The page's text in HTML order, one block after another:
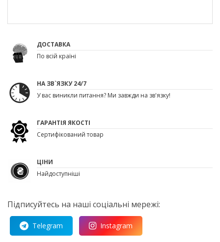
ДОСТАВКА
По всій країні
НА ЗВ`ЯЗКУ 24/7
У вас виникли питання? Ми завжди на зв'язку!
ГАРАНТІЯ ЯКОСТІ
Сертифікований товар
ЦІНИ
Найдоступніші
Підписуйтесь на наші соціальні мережі:
Telegram Instagram